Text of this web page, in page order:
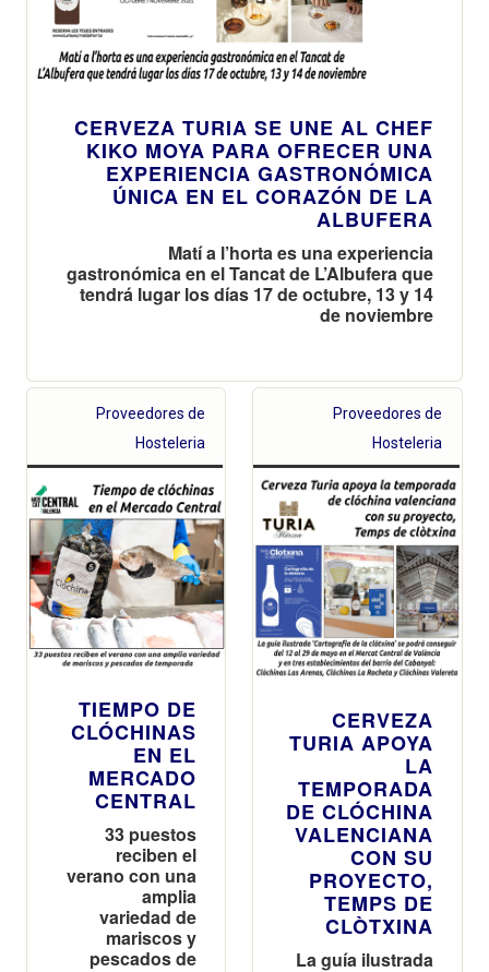
CERVEZA TURIA SE UNE AL CHEF
KIKO MOYA PARA OFRECER UNA
EXPERIENCIA GASTRONÓMICA
ÚNICA EN EL CORAZÓN DE LA
ALBUFERA
Matí a l’horta es una experiencia
gastronómica en el Tancat de L’Albufera que
tendrá lugar los días 17 de octubre, 13 y 14
de noviembre
Proveedores de
Hosteleria
TIEMPO DE
CLÓCHINAS
EN EL
MERCADO
CENTRAL
33 puestos
reciben el
verano con una
amplia
variedad de
mariscos y
pescados de
Proveedores de
Hosteleria
CERVEZA
TURIA APOYA
LA
TEMPORADA
DE CLÓCHINA
VALENCIANA
CON SU
PROYECTO,
TEMPS DE
CLÒTXINA
La guía ilustrada